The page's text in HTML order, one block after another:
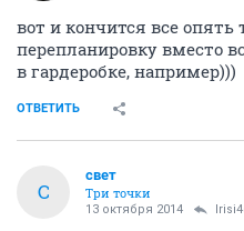
вот и кончится все
перепланировку вместо
в гардеробке, например)))
ОТВЕТИТЬ
С
свет
Три точки
13 октября 2014